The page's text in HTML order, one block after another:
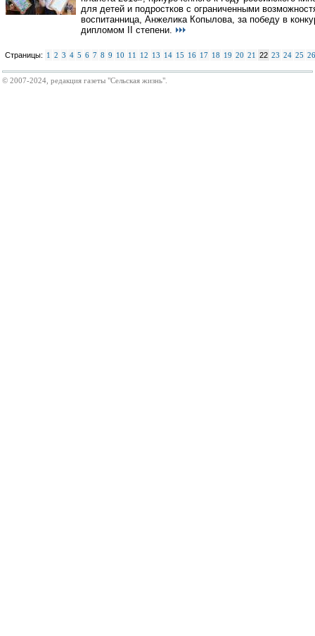
для детей и подростков с ограниченными
воспитанница, Анжелика Копылова, за победу в
дипломом II степени.
Страницы: 1 2 3 4 5 6 7 8 9 10 11 12 13 14 15 16 17 18 19 20 21 22 23 24 25 26
© 2007-2024, редакция газеты "Сельская жизнь".